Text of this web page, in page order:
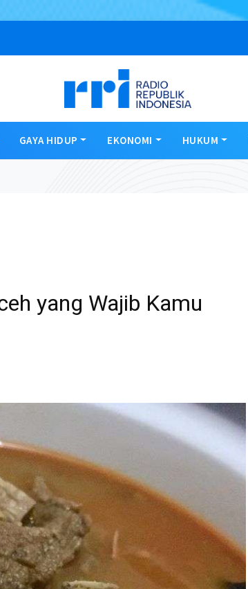
GAYA HIDUP EKONOMI HUKUM
yang Wajib Kamu